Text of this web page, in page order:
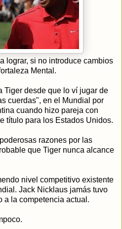
lograr, si no introduce cambios
Mental.
Tiger desde que lo ví jugar de
cuerdas", en el Mundial por
cuando hizo pareja con
título para los Estados Unidos.
razones por las
que Tiger nunca alcance
nivel competitivo existente
Jack Nicklaus jamás tuvo
a la competencia actual.